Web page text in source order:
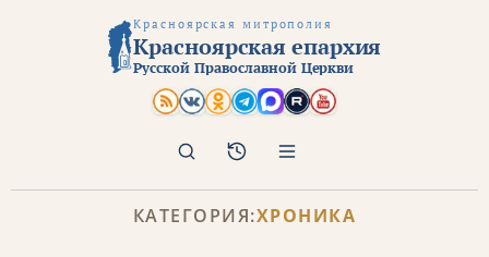
Красноярская митрополия
Красноярская епархия
Русской Православной Церкви
Архив
Поиск
КАТЕГОРИЯ:ХРОНИКА